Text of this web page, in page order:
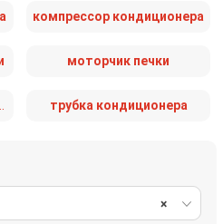
компрессор кондиционера
моторчик печки
трубка кондиционера
×